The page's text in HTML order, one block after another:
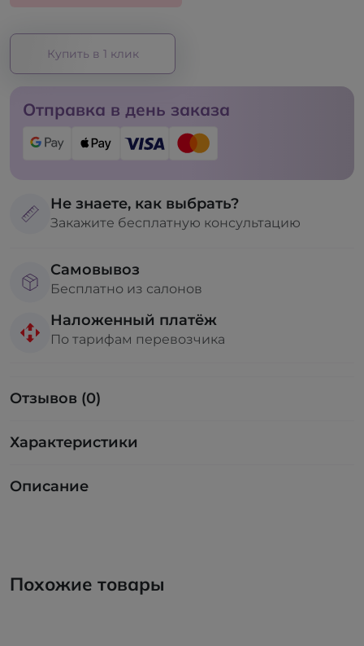
Купить в 1 клик
Отправка в день заказа
Не знаете, как выбрать?
Закажите бесплатную консультацию
Самовывоз
Бесплатно из салонов
Наложенный платёж
По тарифам перевозчика
Отзывов (0)
Характеристики
Описание
Похожие товары